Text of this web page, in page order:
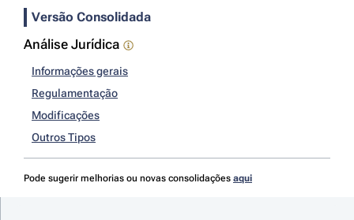
Versão Consolidada
Análise Jurídica
Informações gerais
Regulamentação
Modificações
Outros Tipos
Pode sugerir melhorias ou novas consolidações aqui